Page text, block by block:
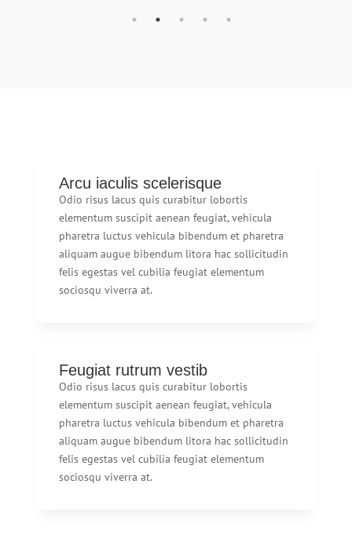
Arcu iaculis scelerisque
Odio risus lacus quis curabitur lobortis
elementum suscipit aenean feugiat, vehicula
pharetra luctus vehicula bibendum et pharetra
aliquam augue bibendum litora hac sollicitudin
felis egestas vel cubilia feugiat elementum
sociosqu viverra at.
Feugiat rutrum vestib
Odio risus lacus quis curabitur lobortis
elementum suscipit aenean feugiat, vehicula
pharetra luctus vehicula bibendum et pharetra
aliquam augue bibendum litora hac sollicitudin
felis egestas vel cubilia feugiat elementum
sociosqu viverra at.